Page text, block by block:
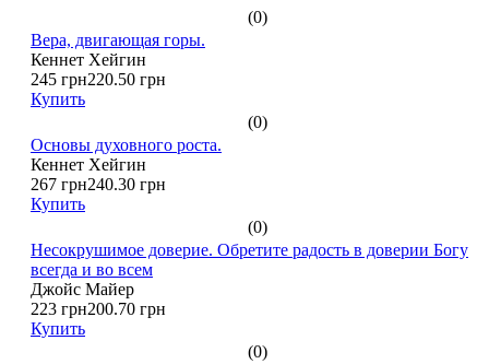
(0)
Вера, двигающая горы.
Кеннет Хейгин
245 грн220.50 грн
Купить
(0)
Основы духовного роста.
Кеннет Хейгин
267 грн240.30 грн
Купить
(0)
Несокрушимое доверие. Обретите радость в доверии Богу
всегда и во всем
Джойс Майер
223 грн200.70 грн
Купить
(0)